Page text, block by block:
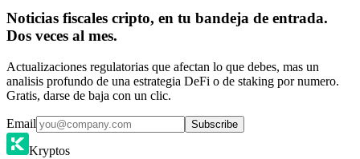
Noticias fiscales cripto, en tu bandeja de entrada.
Dos veces al mes.
Actualizaciones regulatorias que afectan lo que debes, mas un
analisis profundo de una estrategia DeFi o de staking por numero.
Gratis, darse de baja con un clic.
Email Subscribe
Kryptos